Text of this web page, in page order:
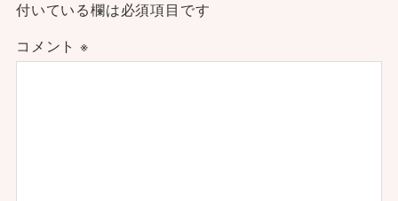
付いている欄は必須項目です
コメント ※